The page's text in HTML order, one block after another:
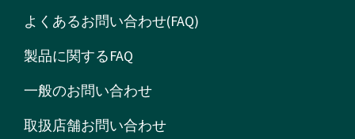
よくあるお問い合わせ(FAQ)
製品に関するFAQ
一般のお問い合わせ
取扱店舗お問い合わせ